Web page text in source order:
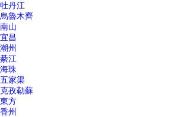
牡丹江
烏魯木齊
南山
宜昌
潮州
綦江
海珠
五家渠
克孜勒蘇
東方
香州